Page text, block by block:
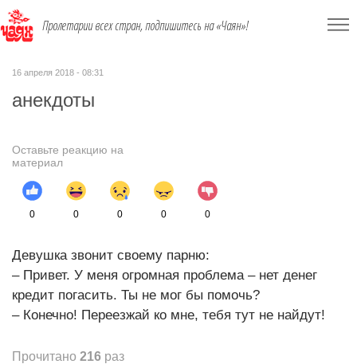
Пролетарии всех стран, подпишитесь на «Чаян»!
16 апреля 2018 - 08:31
анекдоты
Оставьте реакцию на
материал
0 0 0 0 0
Девушка звонит своему парню:
– Привет. У меня огромная проблема – нет денег
кредит погасить. Ты не мог бы помочь?
– Конечно! Переезжай ко мне, тебя тут не найдут!
Прочитано 216 раз